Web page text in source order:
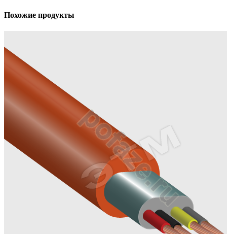
Похожие продукты